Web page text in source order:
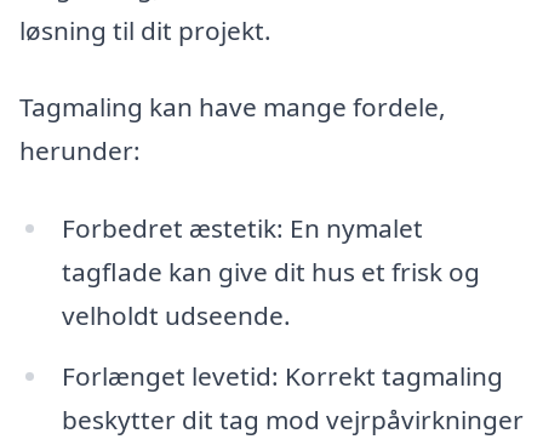
løsning til dit projekt.
Tagmaling kan have mange fordele,
herunder:
Forbedret æstetik: En nymalet
tagflade kan give dit hus et frisk og
velholdt udseende.
Forlænget levetid: Korrekt tagmaling
beskytter dit tag mod vejrpåvirkninger